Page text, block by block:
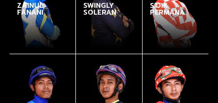
ZAINUL
FANANI
SWINGLY
SOLERAN
SIDIK
PERMANA